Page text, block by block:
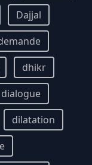
Dajjal
dhikr
dialogue
dilatation